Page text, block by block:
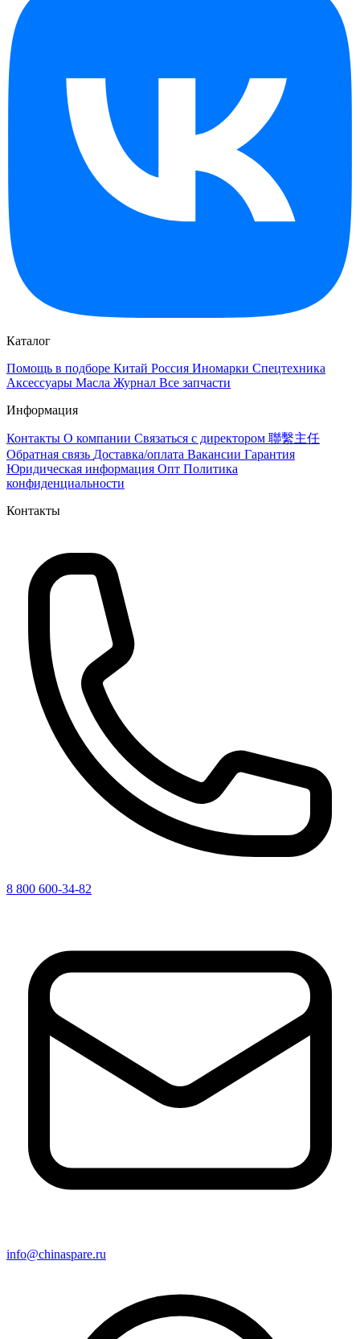
Каталог
Помощь в подборе Китай Россия Иномарки Спецтехника
Аксессуары Масла Журнал Все запчасти
Информация
Контакты О компании Связаться с директором 聯繫主任
Обратная связь Доставка/оплата Вакансии Гарантия
Юридическая информация Опт Политика
конфиденциальности
Контакты
8 800 600-34-82
info@chinaspare.ru